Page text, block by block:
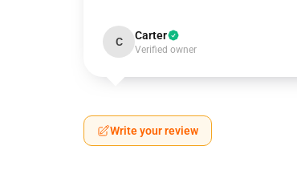
C Carter
Verified owner
Write your review